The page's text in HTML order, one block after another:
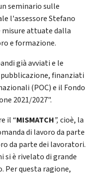
seminario sulle
l'assessore Stefano
attuate dalla
e formazione.
già avviati e le
finanziati
(POC) e il Fondo
2021/2027".
il “MISMATCH”,cioè, la
di lavoro da parte
da parte dei lavoratori.
si è rivelato di grande
questa ragione,